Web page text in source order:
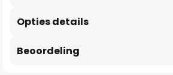
Opties details
Beoordeling